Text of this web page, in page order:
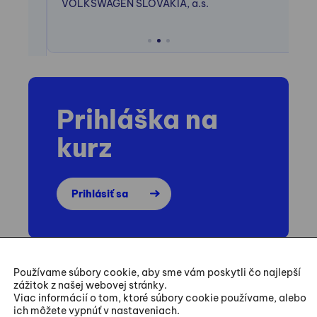
VOLKSWAGEN SLOVAKIA, a.s.
Prihláška na
kurz
Prihlásiť sa
Kapacita kurzov je obmedzená. Účastníkov
Používame súbory cookie, aby sme vám poskytli čo najlepší
zážitok z našej webovej stránky.
Viac informácií o tom, ktoré súbory cookie používame, alebo
ich môžete vypnúť v nastaveniach.